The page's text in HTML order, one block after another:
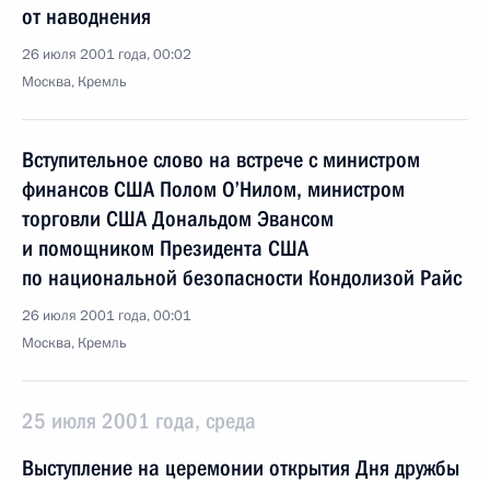
от наводнения
26 июля 2001 года, 00:02
Москва, Кремль
Вступительное слово на встрече с министром
финансов США Полом О’Нилом, министром
торговли США Дональдом Эвансом
и помощником Президента США
по национальной безопасности Кондолизой Райс
26 июля 2001 года, 00:01
Москва, Кремль
25 июля 2001 года, среда
Выступление на церемонии открытия Дня дружбы